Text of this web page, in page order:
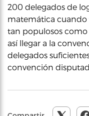
200 delegados de
matemática cuando
tan populosos como
así llegar a la
delegados
convención